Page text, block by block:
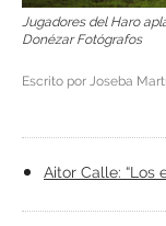
Jugadores del Haro
Donézar Fotógrafos
Escrito por Joseba
Aitor Calle: “Los